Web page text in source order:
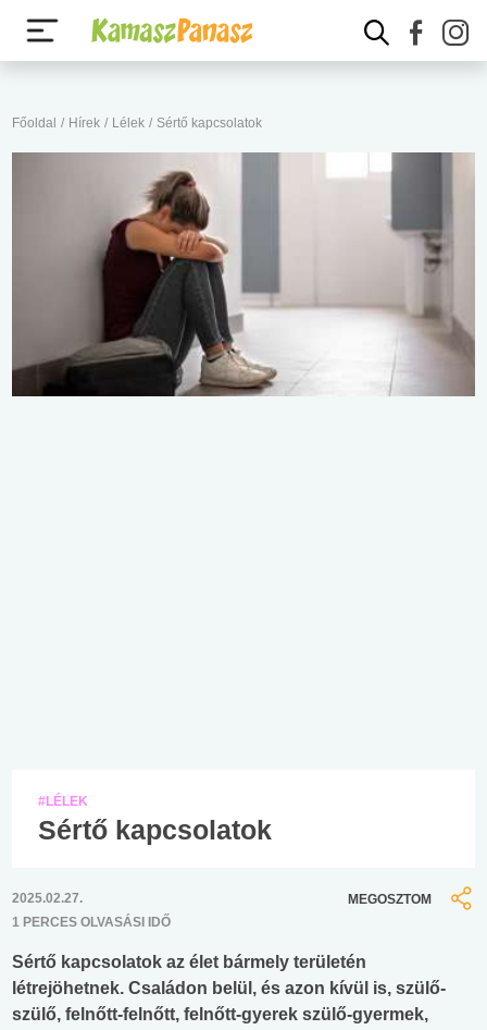
Főoldal / Hírek / Lélek / Sértő kapcsolatok
#LÉLEK
Sértő kapcsolatok
2025.02.27.
1 PERCES OLVASÁSI IDŐ
MEGOSZTOM
Sértő kapcsolatok az élet bármely területén
létrejöhetnek. Családon belül, és azon kívül is, szülő-
szülő, felnőtt-felnőtt, felnőtt-gyerek szülő-gyermek,